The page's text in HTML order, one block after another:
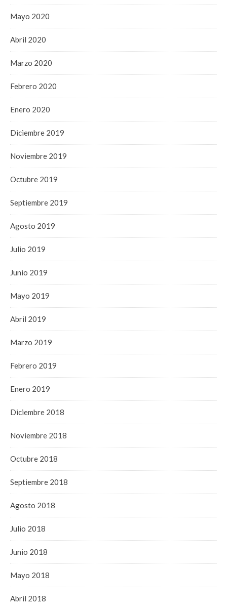
Mayo 2020
Abril 2020
Marzo 2020
Febrero 2020
Enero 2020
Diciembre 2019
Noviembre 2019
Octubre 2019
Septiembre 2019
Agosto 2019
Julio 2019
Junio 2019
Mayo 2019
Abril 2019
Marzo 2019
Febrero 2019
Enero 2019
Diciembre 2018
Noviembre 2018
Octubre 2018
Septiembre 2018
Agosto 2018
Julio 2018
Junio 2018
Mayo 2018
Abril 2018